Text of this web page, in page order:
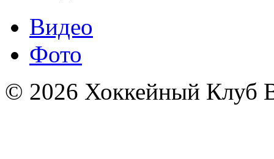
Видео
Фото
© 2026 Хоккейный Клуб